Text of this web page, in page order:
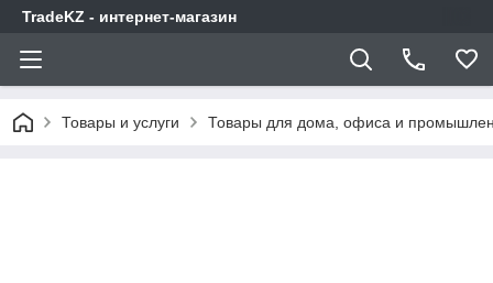
TradeKZ - интернет-магазин
Товары и услуги Товары для дома, офиса и